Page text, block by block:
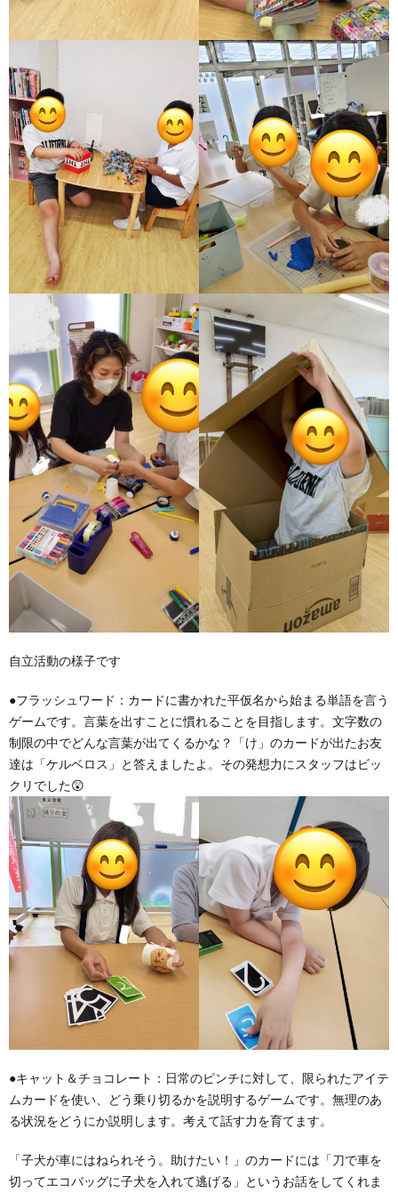
価
括
表
自立活動の様子です
●フラッシュワード：カードに書かれた平仮名から始まる単語を言う
ゲームです。言葉を出すことに慣れることを目指します。文字数の
制限の中でどんな言葉が出てくるかな？「け」のカードが出たお友
達は「ケルベロス」と答えましたよ。その発想力にスタッフはビッ
クリでした😲
●キャット＆チョコレート：日常のピンチに対して、限られたアイテ
ムカードを使い、どう乗り切るかを説明するゲームです。無理のあ
る状況をどうにか説明します。考えて話す力を育てます。
「子犬が車にはねられそう。助けたい！」のカードには「刀で車を
切ってエコバッグに子犬を入れて逃げる」というお話をしてくれま